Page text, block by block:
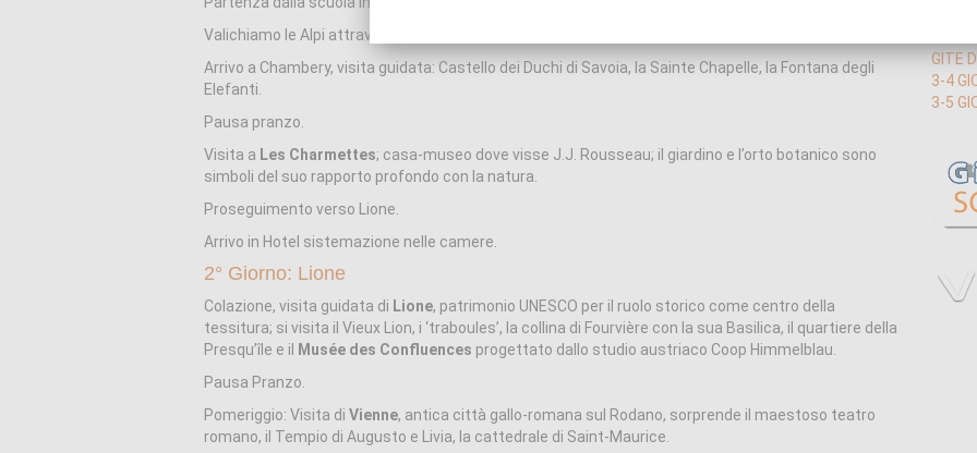
Valichiamo le Alpi attraverso la storica opera ingegneristica del
Arrivo a Chambery, visita guidata: Castello dei Duchi di Savoia, la Sainte Chapelle, la Fontana degli
Elefanti.
Pausa pranzo.
Visita a Les Charmettes; casa-museo dove visse J.J. Rousseau; il giardino e l’orto botanico sono
simboli del suo rapporto profondo con la natura.
Proseguimento verso Lione.
Arrivo in Hotel sistemazione nelle camere.
2° Giorno: Lione
Colazione, visita guidata di Lione, patrimonio UNESCO per il ruolo storico come centro della
tessitura; si visita il Vieux Lion, i ‘traboules’, la collina di Fourvière con la sua Basilica, il quartiere della
Presqu’île e il
Musée des Confluences progettato dallo studio austriaco Coop Himmelblau.
Pausa Pranzo.
Pomeriggio: Visita di Vienne, antica città gallo-romana sul Rodano, sorprende il maestoso teatro
romano, il Tempio di Augusto e Livia, la cattedrale di Saint-Maurice.
GITE
GITE
GITE
3-4
3-5